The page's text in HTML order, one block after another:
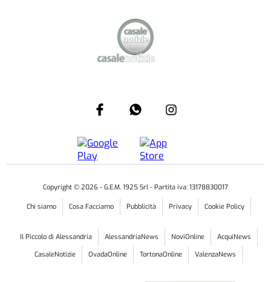
Copyright © 2026 - G.E.M. 1925 Srl - Partita iva: 13178830017
Chi siamo Cosa Facciamo Pubblicità Privacy Cookie Policy
Il Piccolo di Alessandria AlessandriaNews NoviOnline
AcquiNews
CasaleNotizie
OvadaOnline TortonaOnline ValenzaNews